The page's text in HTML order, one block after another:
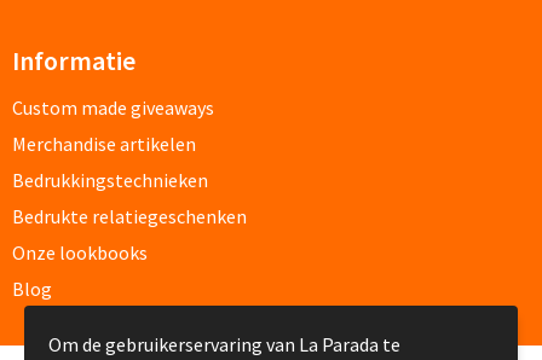
Muismatten bedrukken
Papier- & Memohouders bedrukken
Pen etui's bedrukken
Pennenhouders bedrukken
Overige bureau artikelen
Informatie
Custom made giveaways
Merchandise artikelen
Bedrukkingstechnieken
Bedrukte relatiegeschenken
Onze lookbooks
Blog
Om de gebruikerservaring van La Parada te